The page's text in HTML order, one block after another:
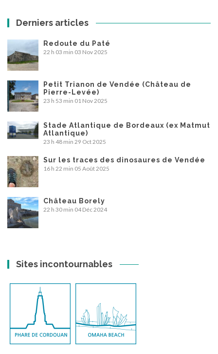
Derniers articles
Redoute du Paté
22 h 03 min 03 Nov 2025
Petit Trianon de Vendée (Château de
Pierre-Levée)
23 h 53 min 01 Nov 2025
Stade Atlantique de Bordeaux (ex Matmut
Atlantique)
23 h 48 min 29 Oct 2025
Sur les traces des dinosaures de Vendée
16 h 22 min 05 Août 2025
Château Borely
22 h 30 min 04 Déc 2024
Sites incontournables